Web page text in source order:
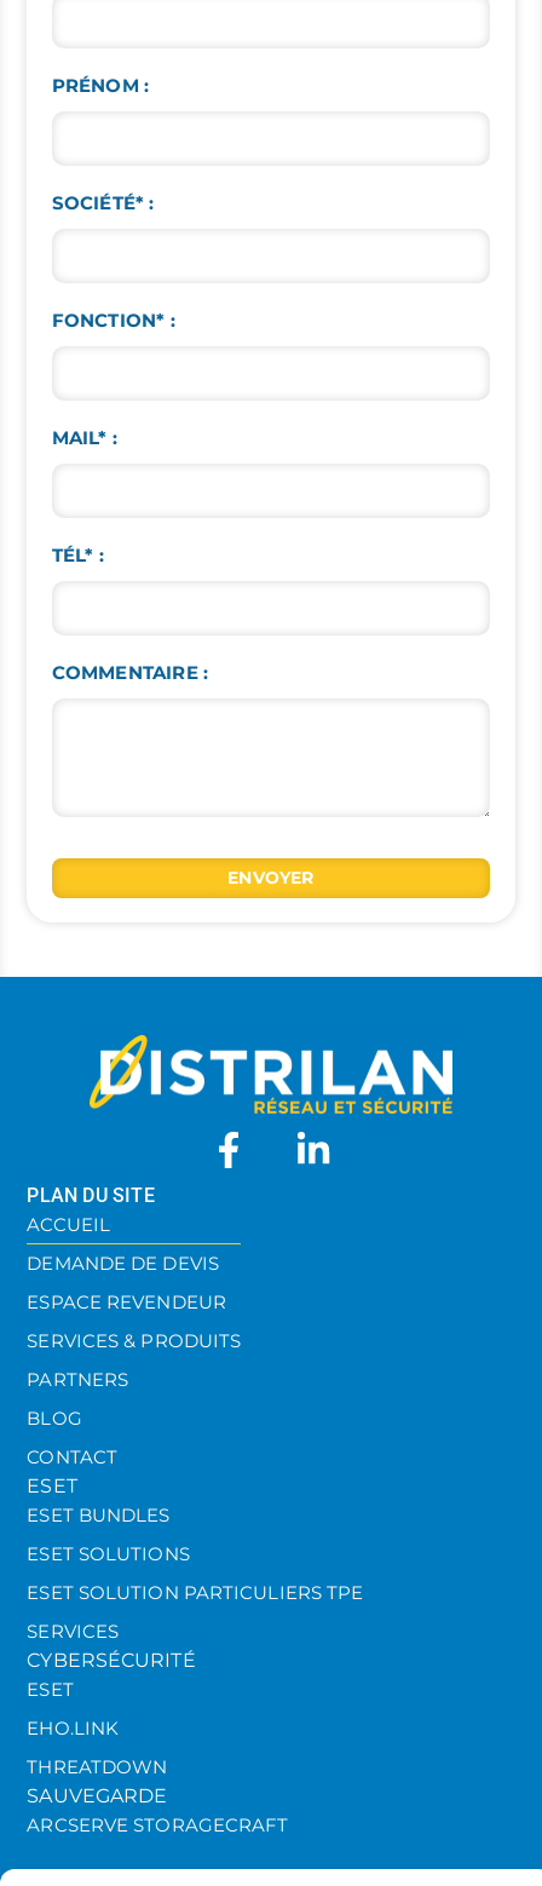
PRÉNOM :
SOCIÉTÉ* :
FONCTION* :
MAIL* :
TÉL* :
COMMENTAIRE :
ENVOYER
PLAN DU SITE
ACCUEIL
DEMANDE DE DEVIS
ESPACE REVENDEUR
SERVICES & PRODUITS
PARTNERS
BLOG
CONTACT
ESET
ESET BUNDLES
ESET SOLUTIONS
ESET SOLUTION PARTICULIERS TPE
SERVICES
CYBERSÉCURITÉ
ESET
EHO.LINK
THREATDOWN
SAUVEGARDE
ARCSERVE STORAGECRAFT